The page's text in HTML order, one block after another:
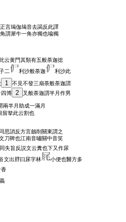
言朅伽朅音去謁反此譯
謂犀牛一角亦獨也喩獨
云黄門其類有五般荼迦捴
二
利沙般荼迦 利沙此
1
不見不發三扇荼般荼迦謂
四博
2 叉般荼迦謂半月作男
兩半月助成一滿月
留拏此云割也
思誚反方言劔削關東謂之
刀鞞也江南音嘯關中音笑
失旨反説文云糞也下又作尿
文出脬曰尿字林
小便也醫方多
香